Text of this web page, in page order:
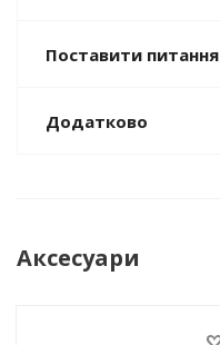
Поставити питання
Додатково
Аксесуари